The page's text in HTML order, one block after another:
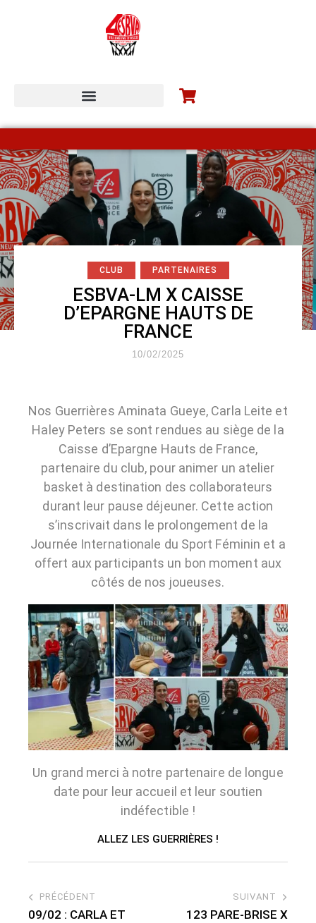
CLUB PARTENAIRES
ESBVA-LM X CAISSE
D’EPARGNE HAUTS DE
FRANCE
10/02/2025
Nos Guerrières Aminata Gueye, Carla Leite et
Haley Peters se sont rendues au siège de la
Caisse d’Epargne Hauts de France,
partenaire du club, pour animer un atelier
basket à destination des collaborateurs
durant leur pause déjeuner. Cette action
s’inscrivait dans le prolongement de la
Journée Internationale du Sport Féminin et a
offert aux participants un bon moment aux
côtés de nos joueuses.
Un grand merci à notre partenaire de longue
date pour leur accueil et leur soutien
indéfectible !
ALLEZ LES GUERRIÈRES !
PRÉCÉDENT
09/02 : CARLA ET
SUIVANT
123 PARE-BRISE X